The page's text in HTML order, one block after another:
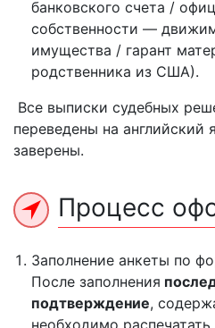
банковского счета /
собственности —
имущества / гарант
родственника из CША).
Все выписки судебных
переведены на английский
заверены.
Процесс
Заполнение анкеты по
После заполнения
подтверждение,
необходимо